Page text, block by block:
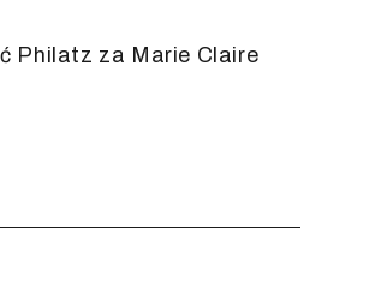
Philatz za Marie Claire